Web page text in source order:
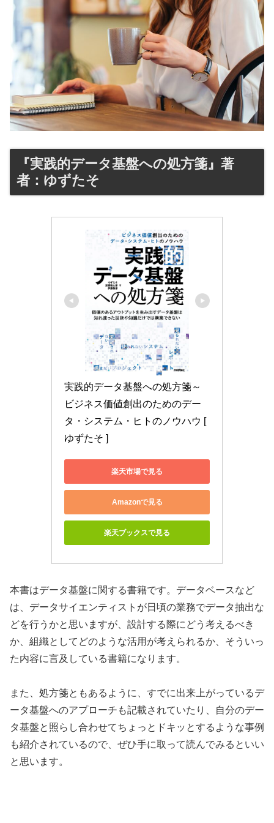
『実践的データ基盤への処方箋』著
者：ゆずたそ
実践的データ基盤への処方箋～
ビジネス価値創出のためのデー
タ・システム・ヒトのノウハウ [
ゆずたそ ]
楽天市場で見る
Amazonで見る
楽天ブックスで見る
本書はデータ基盤に関する書籍です。データベースなど
は、データサイエンティストが日頃の業務でデータ抽出な
どを行うかと思いますが、設計する際にどう考えるべき
か、組織としてどのような活用が考えられるか、そういっ
た内容に言及している書籍になります。
また、処方箋ともあるように、すでに出来上がっているデ
ータ基盤へのアプローチも記載されていたり、自分のデー
タ基盤と照らし合わせてちょっとドキッとするような事例
も紹介されているので、ぜひ手に取って読んでみるといい
と思います。